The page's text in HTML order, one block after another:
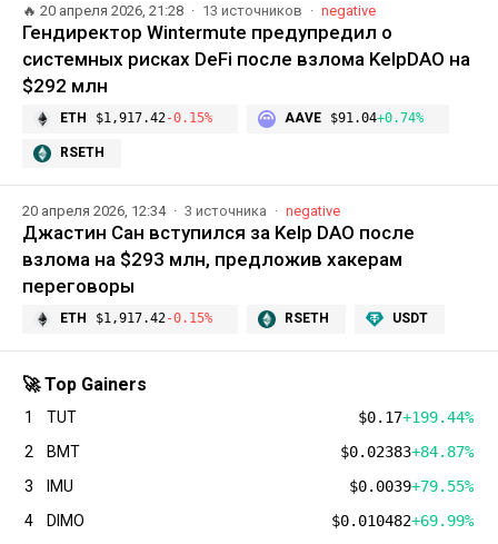
🔥 20 апреля 2026, 21:28 13 источников negative
Гендиректор Wintermute предупредил о
системных рисках DeFi после взлома KelpDAO на
$292 млн
ETH $1,917.42-0.15% AAVE $91.04+0.74%
RSETH
20 апреля 2026, 12:34 3 источника negative
Джастин Сан вступился за Kelp DAO после
взлома на $293 млн, предложив хакерам
переговоры
ETH $1,917.42-0.15% RSETH USDT
🚀 Top Gainers
1 TUT $0.17+199.44%
2
BMT $0.02383+84.87%
3
IMU $0.0039+79.55%
4
DIMO $0.010482+69.99%